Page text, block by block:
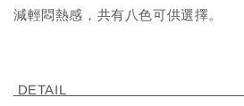
減輕悶熱感，共有八色可供選擇。